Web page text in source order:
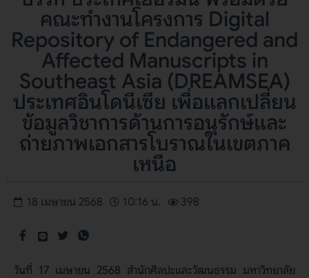
คณะทำงานโครงการ Digital
Repository of Endangered and
Affected Manuscripts in
Southeast Asia (DREAMSEA)
ประเทศอินโดนีเซีย เพื่อแลกเปลี่ยน
ข้อมูลวิชาการด้านการอนุรักษ์และ
ถ่ายภาพเอกสารโบราณในเขตภาค
เหนือ
18 เมษายน 2568 10:16 น. 398
วันที่ 17 เมษายน 2568 สำนักศิลปะและวัฒนธรรม มหาวิทยาลัย